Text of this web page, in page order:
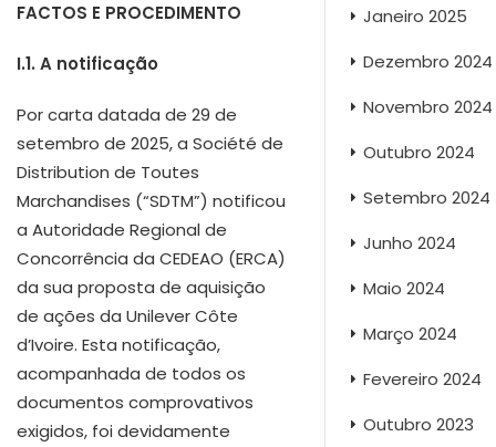
FACTOS E PROCEDIMENTO
I.1. A notificação
Por carta datada de 29 de
setembro de 2025, a Société de
Distribution de Toutes
Marchandises (“SDTM”) notificou
a Autoridade Regional de
Concorrência da CEDEAO (ERCA)
da sua proposta de aquisição
de ações da Unilever Côte
d’Ivoire. Esta notificação,
acompanhada de todos os
documentos comprovativos
exigidos, foi devidamente
Janeiro 2025
Dezembro 2024
Novembro 2024
Outubro 2024
Setembro 2024
Junho 2024
Maio 2024
Março 2024
Fevereiro 2024
Outubro 2023